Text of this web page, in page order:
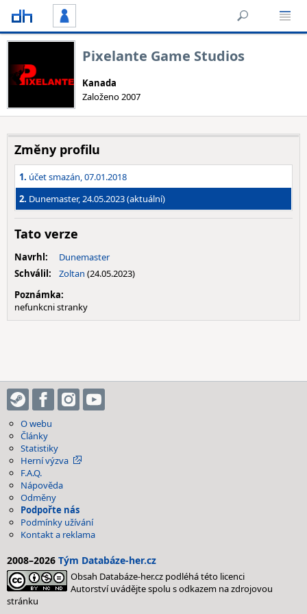
Pixelante Game Studios
Kanada
Založeno 2007
Změny profilu
1. účet smazán, 07.01.2018
2. Dunemaster, 24.05.2023 (aktuální)
Tato verze
Navrhl:
Dunemaster
Schválil:
Zoltan (24.05.2023)
Poznámka:
nefunkcni stranky
O webu
Články
Statistiky
Herní výzva
F.A.Q.
Nápověda
Odměny
Podpořte nás
Podmínky užívání
Kontakt a reklama
2008–2026 Tým Databáze-her.cz
Obsah Databáze-her.cz podléhá této licenci
Autorství uvádějte spolu s odkazem na zdrojovou
stránku